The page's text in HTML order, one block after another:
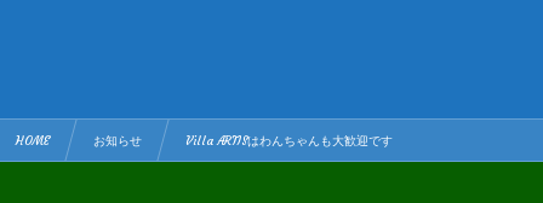
HOME お知らせ Villa ARTISはわんちゃんも大歓迎です